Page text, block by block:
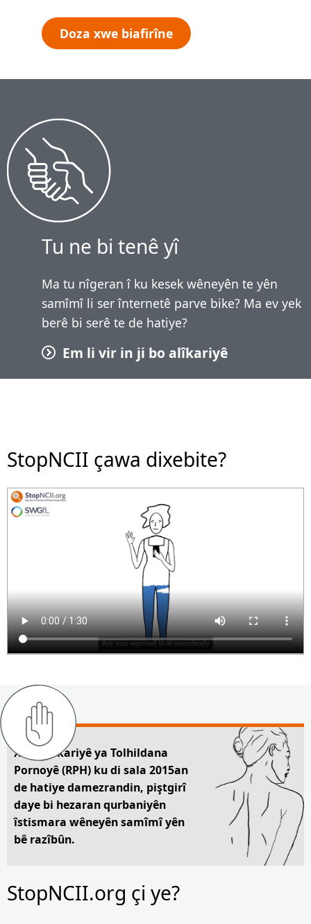
Doza xwe biafirîne
Tu ne bi tenê yî
Ma tu nîgeran î ku kesek wêneyên te yên
samîmî li ser înternetê parve bike? Ma ev yek
berê bi serê te de hatiye?
Em li vir in ji bo alîkariyê
StopNCII çawa dixebite?
Xeta Alîkariyê ya Tolhildana
Pornoyê (RPH) ku di sala 2015an
de hatiye damezrandin, piştgirî
daye bi hezaran qurbaniyên
îstismara wêneyên samîmî yên
bê razîbûn.
StopNCII.org çi ye?